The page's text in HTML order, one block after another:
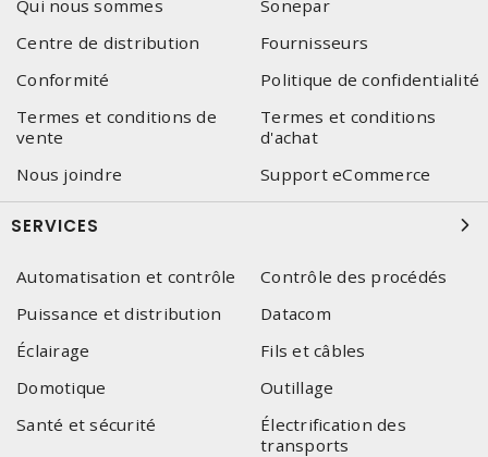
Qui nous sommes
Sonepar
Centre de distribution
Fournisseurs
Conformité
Politique de confidentialité
Termes et conditions de
vente
Termes et conditions
d'achat
Nous joindre
Support eCommerce
SERVICES
Automatisation et contrôle
Contrôle des procédés
Puissance et distribution
Datacom
Éclairage
Fils et câbles
Domotique
Outillage
Santé et sécurité
Électrification des
transports